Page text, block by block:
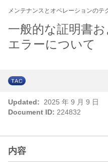
メンテナンスとオペレーションのテ
一般的な証明書
エラーについて
Updated:
2025 年 9 月 9 日
Document ID: 224832
内容